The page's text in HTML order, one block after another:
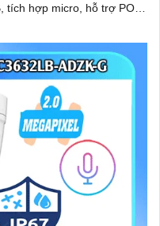
hợp micro, hỗ trợ POE